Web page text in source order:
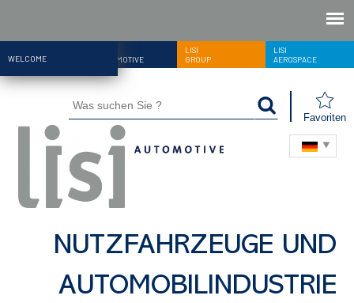
WELCOME
AUTOMOTIVE
LISI
GROUP
LISI
AEROSPACE
Favoriten
NUTZFAHRZEUGE UND
AUTOMOBILINDUSTRIE